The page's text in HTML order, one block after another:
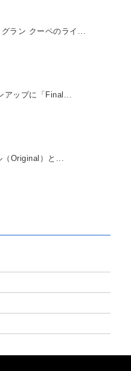
ラン クーペのライ...
アップに「Final...
（Original）と...